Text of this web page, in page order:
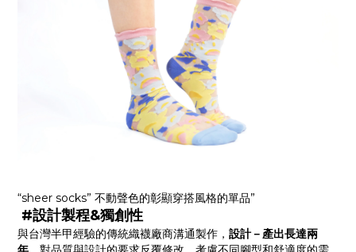
“sheer socks” 不動聲色的彰顯穿搭風格的單品”
#設計製程&獨創性
與台灣半甲經驗的傳統織襪廠商溝通製作， 設計－產出長達兩